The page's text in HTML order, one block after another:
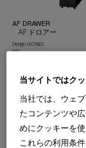
AF DRAWER
AF ドロアー
Design : IXC R&D
IXC
LOTUS drawer
ロータス ドロアー
当サイトではク
当社では、ウェ
たコンテンツや
めにクッキーを
これらの利用条